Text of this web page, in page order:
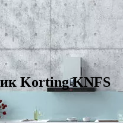
Korting KNFS